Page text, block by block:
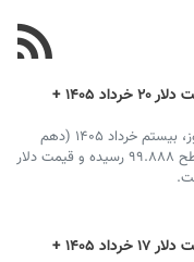
نمودار قیمت دلار ۲۰ خرداد ۱۴۰۵ +
شاخص دلار آمریکا (DXY) امروز، بیستم خرداد ۱۴۰۵ (دهم
ژوئن ۲۰۲۶) تا این لحظه به سطح ۹۹.۸۸۸ رسیده و قیمت دلار
نمودار قیمت دلار ۱۷ خرداد ۱۴۰۵ +